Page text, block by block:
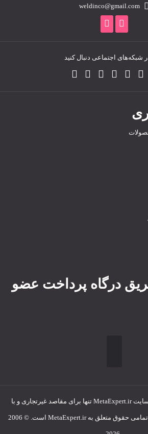
weldinco@gmail.com
شبکه‌های اجتماعی دنبال کنید
درگاه پرداخت عضو
تمامی محتوای موجود در سایت MetaExpert.ir تنها برای مقاصد غیرتجاری و با
ذکر منبع در دسترس است. تمامی حقوق متعلق به MetaExpert.ir است. © 2006